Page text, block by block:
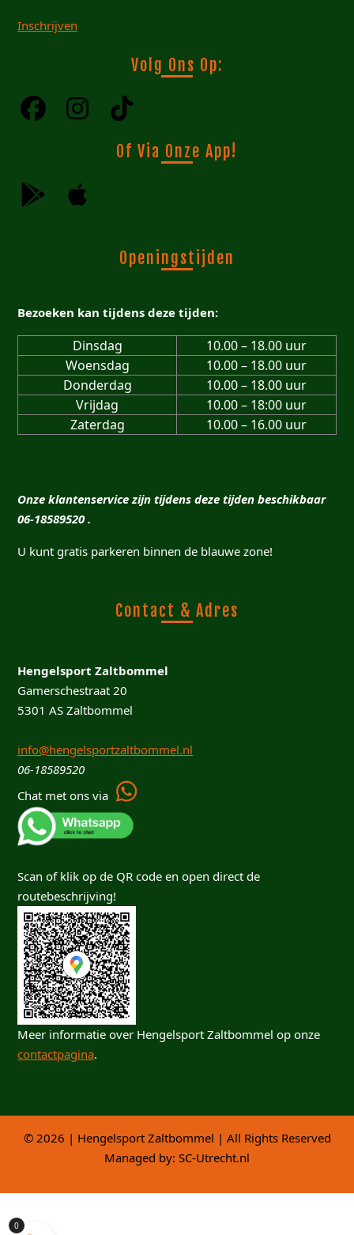
Inschrijven
Volg Ons Op:
Of Via Onze App!
Openingstijden
Bezoeken kan tijdens deze tijden:
Dinsdag
10.00 – 18.00 uur
Woensdag
10.00 – 18.00 uur
Donderdag
10.00 – 18.00 uur
Vrijdag
10.00 – 18:00 uur
Zaterdag
10.00 – 16.00 uur
Onze klantenservice zijn tijdens deze tijden beschikbaar
06-18589520 .
U kunt gratis parkeren binnen de blauwe zone!
Contact & Adres
Hengelsport Zaltbommel
Gamerschestraat 20
5301 AS Zaltbommel
info@hengelsportzaltbommel.nl
06-18589520
Chat met ons via
Scan of klik op de QR code en open direct de
routebeschrijving!
Meer informatie over Hengelsport Zaltbommel op onze
contactpagina.
© 2026 | Hengelsport Zaltbommel | All Rights Reserved
Managed by: SC-Utrecht.nl
0